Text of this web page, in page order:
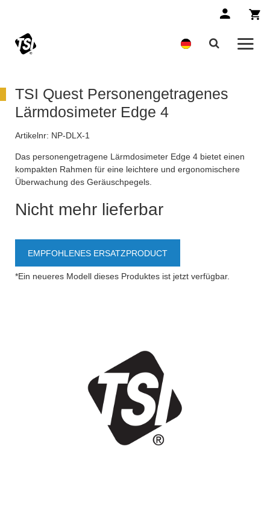
TSI Quest Personengetragenes
Lärmdosimeter Edge 4
Artikelnr: NP-DLX-1
Das personengetragene Lärmdosimeter Edge 4 bietet einen
kompakten Rahmen für eine leichtere und ergonomischere
Überwachung des Geräuschpegels.
Nicht mehr lieferbar
EMPFOHLENES ERSATZPRODUCT
*Ein neueres Modell dieses Produktes ist jetzt verfügbar.